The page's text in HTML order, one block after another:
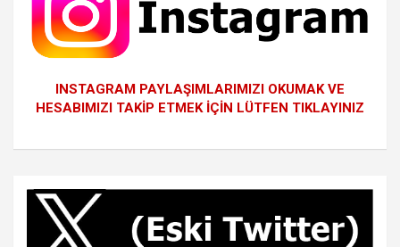
INSTAGRAM PAYLAŞIMLARIMIZI OKUMAK VE
HESABIMIZI TAKİP ETMEK İÇİN LÜTFEN TIKLAYINIZ